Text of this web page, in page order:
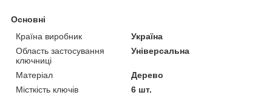
Основні
Країна виробник
Україна
Область застосування
ключниці
Універсальна
Матеріал
Дерево
Місткість ключів
6 шт.